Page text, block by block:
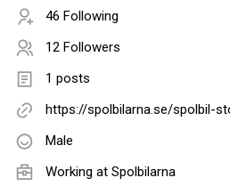
46 Following
12 Followers
1 posts
https://spolbilarna.se/spolbil-
Male
Working at Spolbilarna